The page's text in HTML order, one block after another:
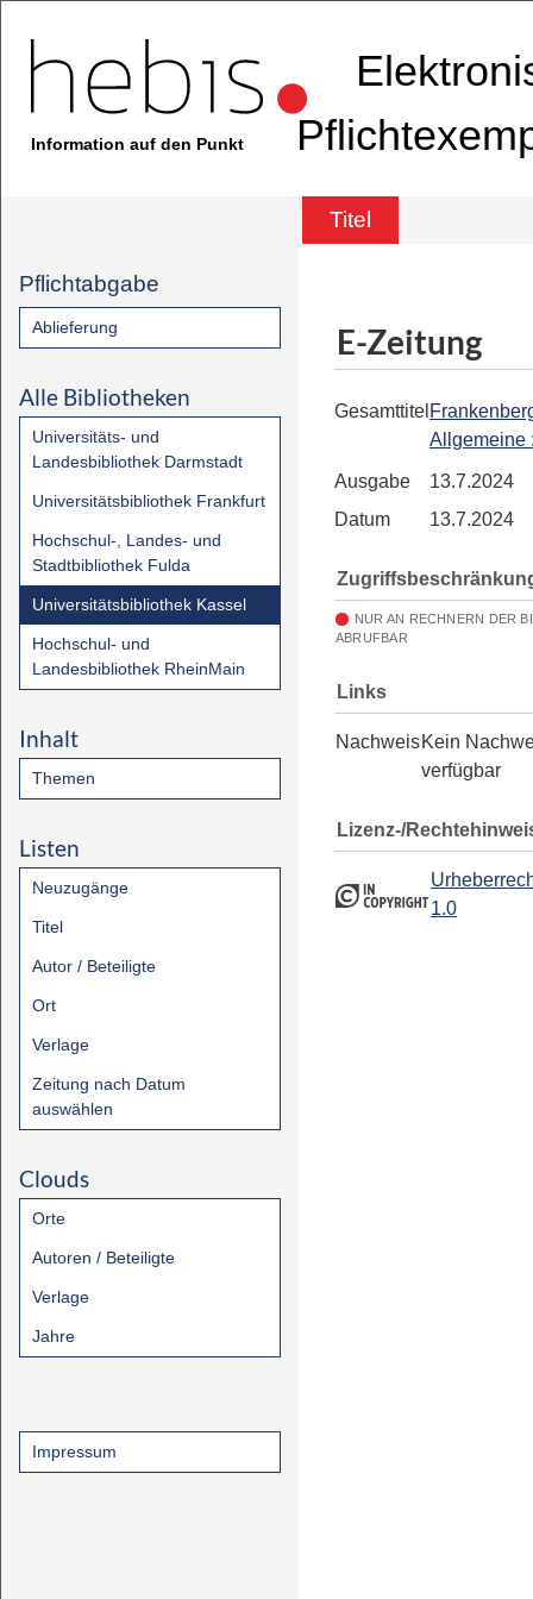
Information auf den Punkt
Titel
Pflichtabgabe
Ablieferung
Alle Bibliotheken
Universitäts- und
Landesbibliothek Darmstadt
Universitätsbibliothek Frankfurt
Hochschul-, Landes- und
Stadtbibliothek Fulda
Universitätsbibliothek Kassel
Hochschul- und
Landesbibliothek RheinMain
Inhalt
Themen
Listen
Neuzugänge
Titel
Autor / Beteiligte
Ort
Verlage
Zeitung nach Datum
auswählen
Clouds
Orte
Autoren / Beteiligte
Verlage
Jahre
Impressum
E-Zeitung
Gesamttitel
Allgemeine
Ausgabe
13.7.2024
Datum
13.7.2024
NUR AN RECHNERN DER
ABRUFBAR
Links
NachweisKein
verfügbar
Lizenz-/
1.0